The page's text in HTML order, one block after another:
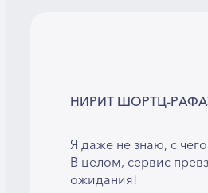
НИРИТ ШОРТЦ-
Я даже не знаю, с
В целом, сервис
ожидания!